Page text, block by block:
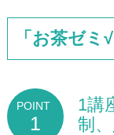
「お茶ゼミ
1
1講
制